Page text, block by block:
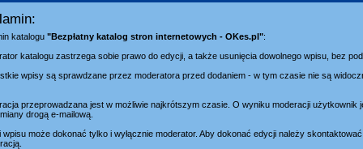
katalogu "Bezpłatny katalog stron internetowych - OKes.pl":
katalogu zastrzega sobie prawo do edycji, a także usunięcia dowolnego wpisu, bez
wpisy są sprawdzane przez moderatora przed dodaniem - w tym czasie nie są
przeprowadzana jest w możliwie najkrótszym czasie. O wyniku moderacji użytkownik
drogą e-mailową.
wpisu może dokonać tylko i wyłącznie moderator. Aby dokonać edycji należy